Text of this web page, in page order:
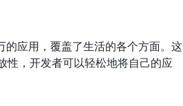
应用，覆盖了生活的各个方面。这
性，开发者可以轻松地将自己的应